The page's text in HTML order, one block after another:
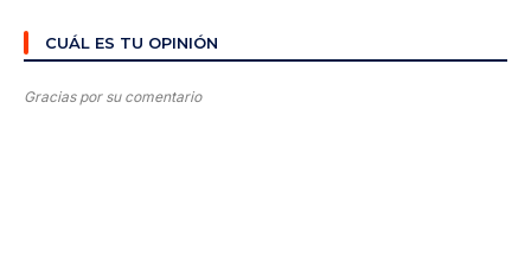
CUÁL ES TU OPINIÓN
Gracias por su comentario